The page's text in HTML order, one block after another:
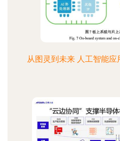
从图灵到未来 人工智能